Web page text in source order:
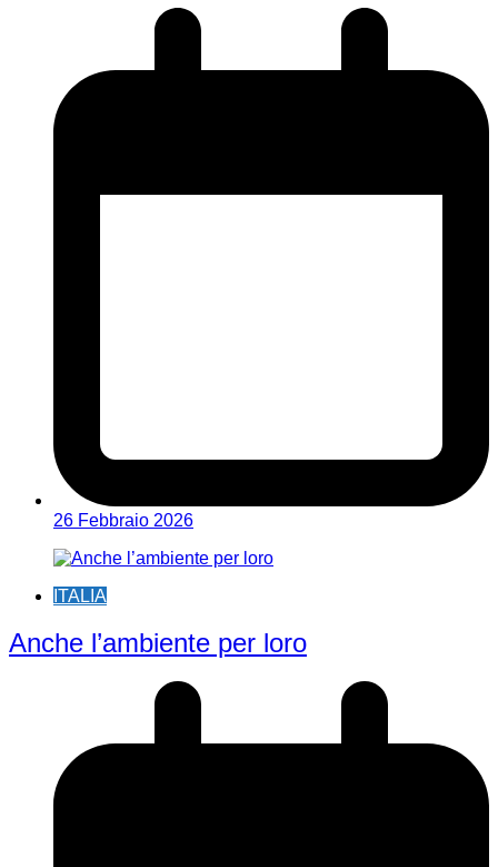
26 Febbraio 2026
ITALIA
Anche l’ambiente per loro